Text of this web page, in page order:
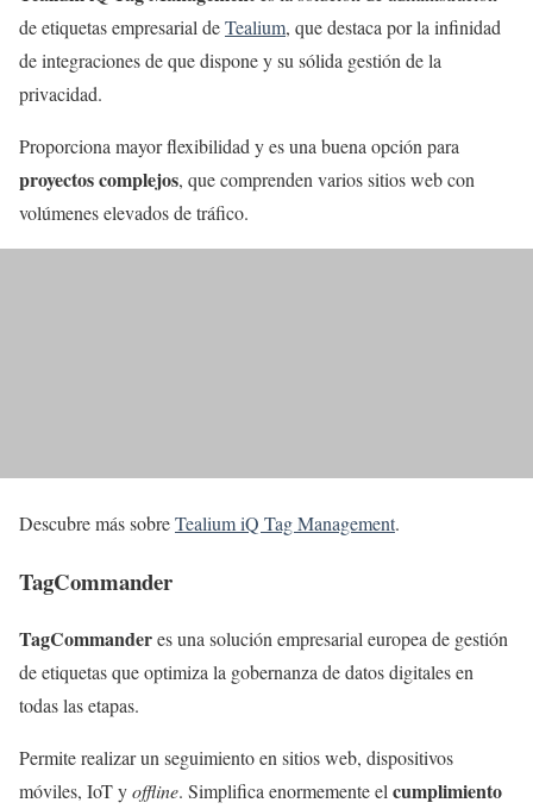
de etiquetas empresarial deTealium, que destaca por la infinidad
de integraciones de que dispone y su sólida gestión de la
privacidad.
Proporciona mayor flexibilidad y es una buena opción para
proyectos complejos, que comprenden varios sitios web con
volúmenes elevados de tráfico.
Descubre más sobreTealium iQ Tag Management.
TagCommander
TagCommanderes una solución empresarial europea de gestión
de etiquetas que optimiza la gobernanza de datos digitales en
todas las etapas.
Permite realizar un seguimiento en sitios web, dispositivos
móviles, IoT yoffline. Simplifica enormemente elcumplimiento